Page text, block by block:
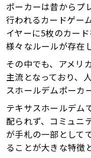
ポーカーは昔からプ
行われるカードゲー
イヤーに5枚のカー
様々なルールが存在
その中でも、アメリ
主流となっており、
スホールデムポーカ
テキサスホールデム
配られず、コミュニ
が手札の一部として
ることが大きな特徴